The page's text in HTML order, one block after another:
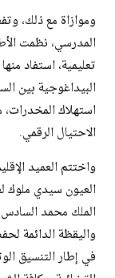
وموازاة مع ذلك،
البيداغوجية بين
استهلاك
الاحتيال الرقمي.
​واختتم العميد
العيون سيدي ملوك
الملك محمد السادس
واليقظة الدائمة
في إطار التنسيق